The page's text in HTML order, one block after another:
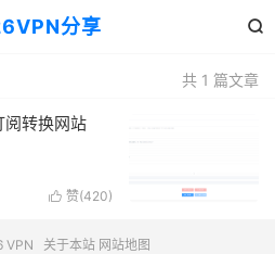
分享 
共 1 篇文章
阅转换网站
 赞(420)
VPN 关于本站 网站地图